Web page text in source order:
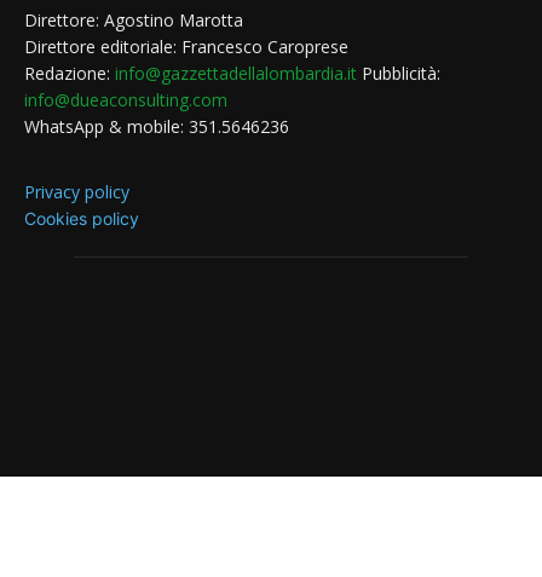
Direttore: Agostino Marotta
Direttore editoriale: Francesco Caroprese
Redazione: info@gazzettadellalombardia.it Pubblicità:
info@dueaconsulting.com
WhatsApp & mobile: 351.5646236
Privacy policy
Cookies policy